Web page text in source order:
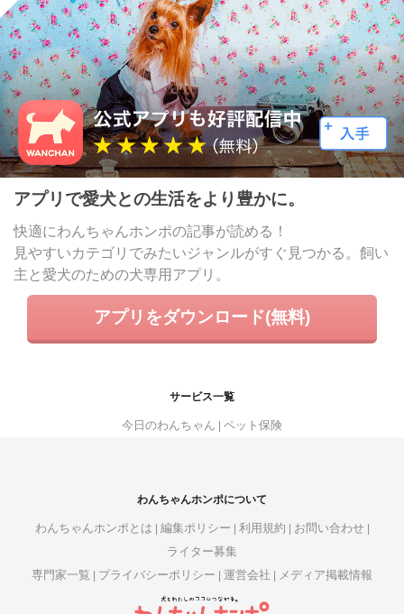
アプリで愛犬との生活をより豊かに。
快適にわんちゃんホンポの記事が読める！
見やすいカテゴリでみたいジャンルがすぐ見つかる。飼い
主と愛犬のための犬専用アプリ。
アプリをダウンロード(無料)
サービス一覧
今日のわんちゃん ペット保険
わんちゃんホンポについて
わんちゃんホンポとは 編集ポリシー 利用規約
お問い合わせ
ライター募集
専門家一覧
プライバシーポリシー 運営会社 メディア掲載情報